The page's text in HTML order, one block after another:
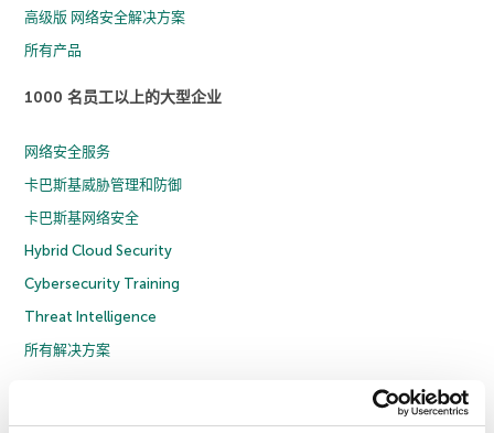
高级版 网络安全解决方案
所有产品
1000 名员工以上的大型企业
网络安全服务
卡巴斯基威胁管理和防御
卡巴斯基网络安全
Hybrid Cloud Security
Cybersecurity Training
Threat Intelligence
所有解决方案
隐私策略